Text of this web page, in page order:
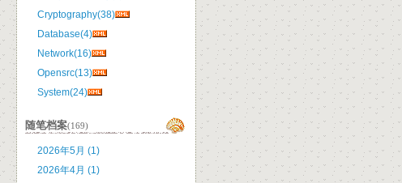
Cryptography(38)
Database(4)
Network(16)
Opensrc(13)
System(24)
随笔档案(169)
2026年5月 (1)
2026年4月 (1)